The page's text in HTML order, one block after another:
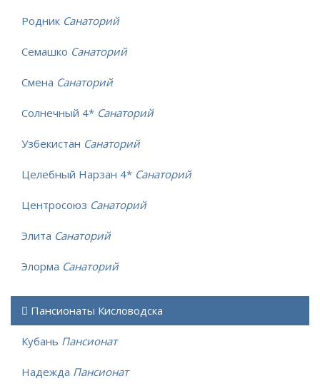
Родник Санаторий
Семашко Санаторий
Смена Санаторий
Солнечный 4* Санаторий
Узбекистан Санаторий
Целебный Нарзан 4* Санаторий
Центросоюз Санаторий
Элита Санаторий
Элорма Санаторий
Пансионаты Кисловодска
Кубань Пансионат
Надежда Пансионат